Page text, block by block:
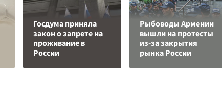
Госдума приняла
закон о запрете на
проживание в
России
Рыбоводы Армении
вышли на протесты
из-за закрытия
рынка России